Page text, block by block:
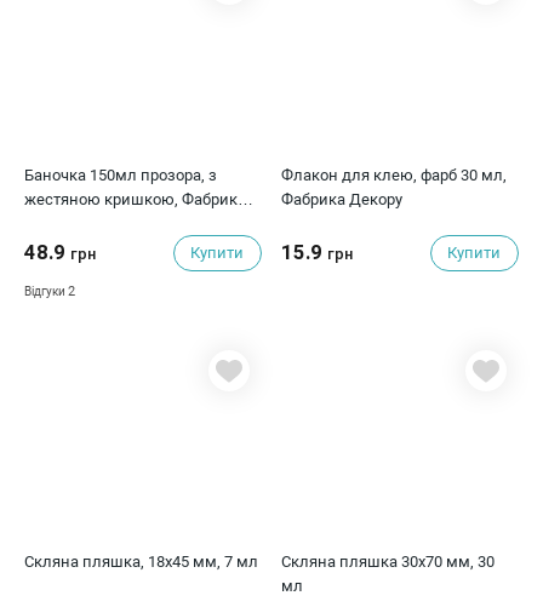
Баночка 150мл прозора, з
жестяною кришкою, Фабрика
48.9 грн Купити
Відгуки 2
Флакон для клею, фарб 30 мл,
Фабрика Декору
15.9 грн Купити
Скляна пляшка, 18х45 мм, 7 мл
Скляна пляшка 30х70 мм, 30
мл